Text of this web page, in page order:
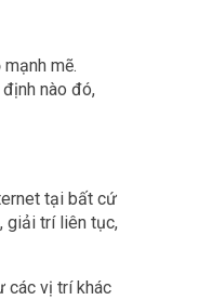
mẽ.
nào đó,
tại bất cứ
giải trí liên tục,
các vị trí khác